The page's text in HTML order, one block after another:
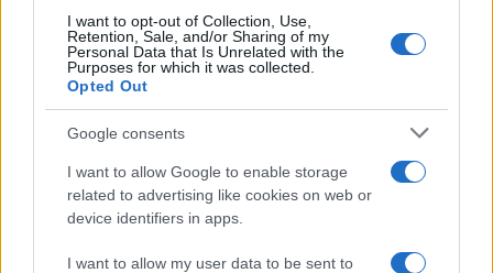
I want to opt-out of Collection, Use,
Retention, Sale, and/or Sharing of my
Personal Data that Is Unrelated with the
Purposes for which it was collected.
Opted Out
Google consents
I want to allow Google to enable storage
related to advertising like cookies on web or
device identifiers in apps.
I want to allow my user data to be sent to
e conserva registrazioni di sommelier e
produttori.